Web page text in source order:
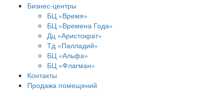
Бизнес-центры
БЦ «Время»
БЦ «Времена Года»
Дц «Аристократ»
Тд «Палладий»
БЦ «Альфа»
БЦ «Флагман»
Контакты
Продажа помещений